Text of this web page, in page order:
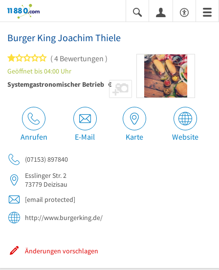
11880.com
Burger King Joachim Thiele
1 von 5 Sternen
4 Bewertungen
Geöffnet bis 04:00 Uhr
Systemgastronomischer Betrieb €
Anrufen E-Mail Karte Website
(07153) 897840
Esslinger Str. 2
73779 Deizisau
[email protected]
http://www.burgerking.de/
Änderungen vorschlagen